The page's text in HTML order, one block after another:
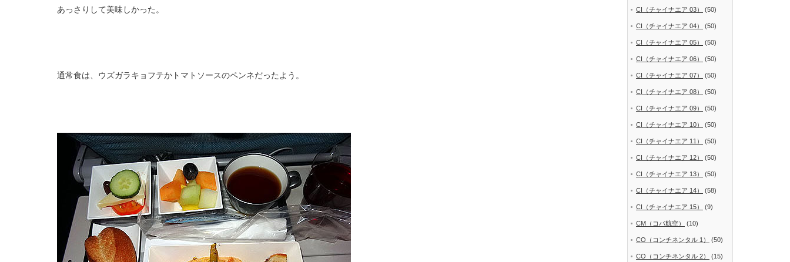
あっさりして美味しかった。
通常食は、ウズガラキョフテかトマトソースのペンネだったよう。
CI（チャイナエア 03） (50)
CI（チャイナエア 04） (50)
CI（チャイナエア 05） (50)
CI（チャイナエア 06） (50)
CI（チャイナエア 07） (50)
CI（チャイナエア 08） (50)
CI（チャイナエア 09） (50)
CI（チャイナエア 10） (50)
CI（チャイナエア 11） (50)
CI（チャイナエア 12） (50)
CI（チャイナエア 13） (50)
CI（チャイナエア 14） (58)
CI（チャイナエア 15） (9)
CM（コパ航空） (10)
CO（コンチネンタル 1） (50)
CO（コンチネンタル 2） (15)